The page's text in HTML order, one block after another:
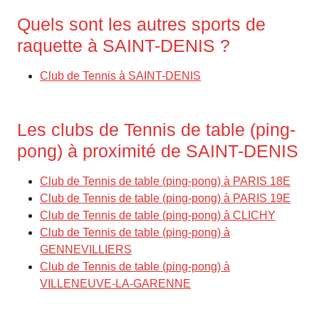
Quels sont les autres sports de
raquette à SAINT-DENIS ?
Club de Tennis à SAINT-DENIS
Les clubs de Tennis de table (ping-
pong) à proximité de SAINT-DENIS
Club de Tennis de table (ping-pong) à PARIS 18E
Club de Tennis de table (ping-pong) à PARIS 19E
Club de Tennis de table (ping-pong) à CLICHY
Club de Tennis de table (ping-pong) à
GENNEVILLIERS
Club de Tennis de table (ping-pong) à
VILLENEUVE-LA-GARENNE